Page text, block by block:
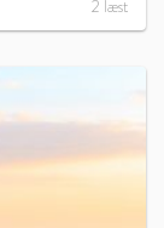
2 læst